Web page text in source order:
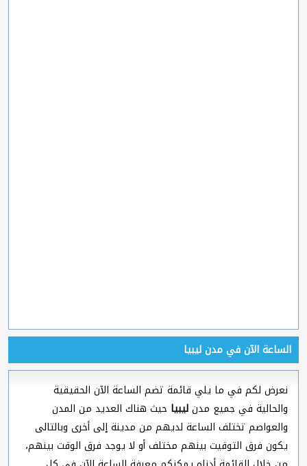
الساعة الآن في مدن ليبيا
نعرض لكم في ما يلي قائمة تضم الساعة الآن الحقيقية
والحالية في جميع مدنليبيا حيث هناك العديد من المدن
والعواصم تختلف الساعة لديهم من مدينة إلى أخرى وبالتالى
يكون فرق التوقيت بينهم مختلف أو لا يوجد فرق الوقت بينهم،